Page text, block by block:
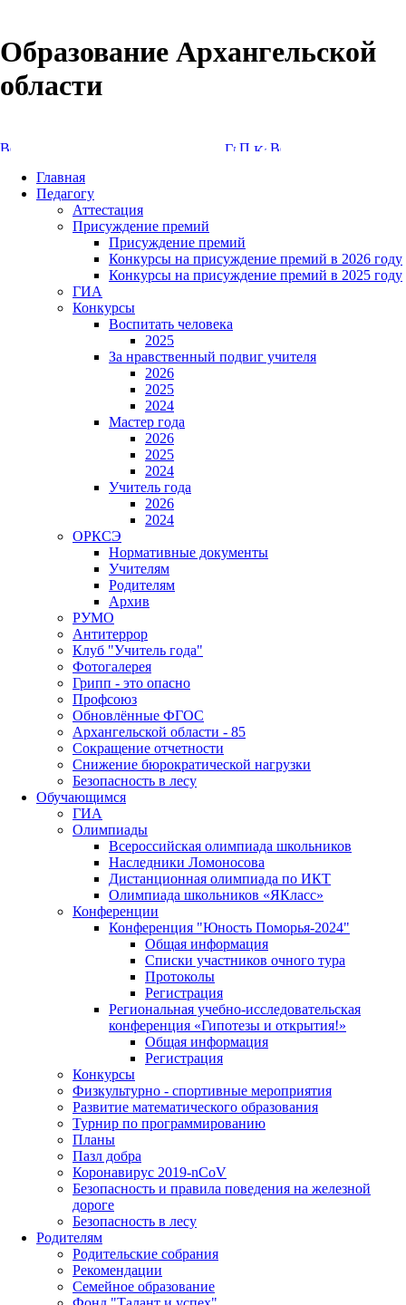
Образование Архангельской
области
Главная
Педагогу
Аттестация
Присуждение премий
Присуждение премий
Конкурсы на присуждение премий в 2026 году
Конкурсы на присуждение премий в 2025 году
ГИА
Конкурсы
Воспитать человека
2025
За нравственный подвиг учителя
2026
2025
2024
Мастер года
2026
2025
2024
Учитель года
2026
2024
ОРКСЭ
Нормативные документы
Учителям
Родителям
Архив
РУМО
Антитеррор
Клуб "Учитель года"
Фотогалерея
Грипп - это опасно
Профсоюз
Обновлённые ФГОС
Архангельской области - 85
Сокращение отчетности
Снижение бюрократической нагрузки
Безопасность в лесу
Обучающимся
ГИА
Олимпиады
Всероссийская олимпиада школьников
Наследники Ломоносова
Дистанционная олимпиада по ИКТ
Олимпиада школьников «ЯКласс»
Конференции
Конференция "Юность Поморья-2024"
Общая информация
Списки участников очного тура
Протоколы
Регистрация
Региональная учебно-исследовательская
конференция «Гипотезы и открытия!»
Общая информация
Регистрация
Конкурсы
Физкультурно - спортивные мероприятия
Развитие математического образования
Турнир по программированию
Планы
Пазл добра
Коронавирус 2019-nCoV
Безопасность и правила поведения на железной
дороге
Безопасность в лесу
Родителям
Родительские собрания
Рекомендации
Семейное образование